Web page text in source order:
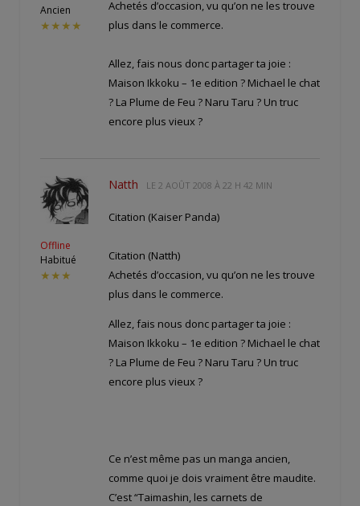
Ancien
★★★★
Achetés d’occasion, vu qu’on ne les trouve
plus dans le commerce.
Allez, fais nous donc partager ta joie :
Maison Ikkoku – 1e edition ? Michael le chat
? La Plume de Feu ? Naru Taru ? Un truc
encore plus vieux ?
Offline
Habitué
★★★
Natth LE 2 AOÛT 2008 À 22 H 42 MIN
Citation (Kaiser Panda)
Citation (Natth)
Achetés d’occasion, vu qu’on ne les trouve
plus dans le commerce.
Allez, fais nous donc partager ta joie :
Maison Ikkoku – 1e edition ? Michael le chat
? La Plume de Feu ? Naru Taru ? Un truc
encore plus vieux ?
Ce n’est même pas un manga ancien,
comme quoi je dois vraiment être maudite.
C’est “Taimashin, les carnets de